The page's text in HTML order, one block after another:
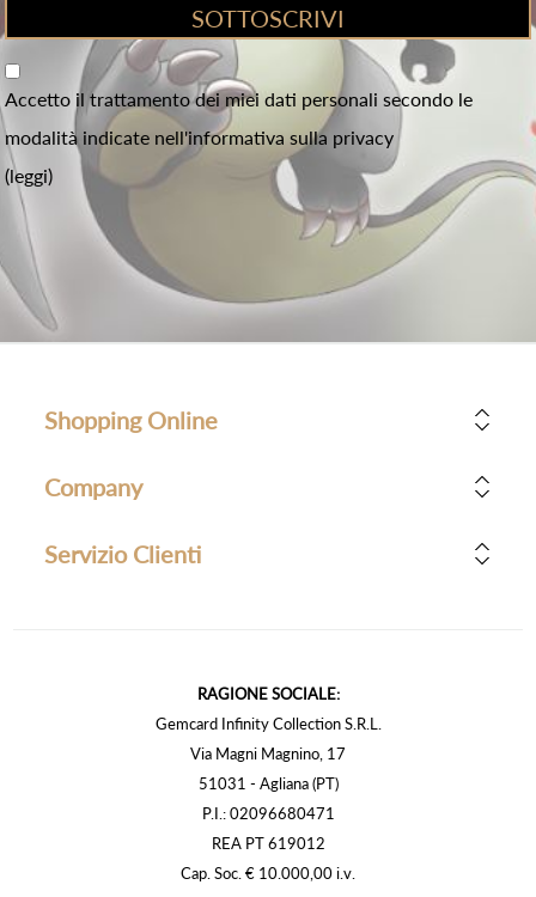
Accetto il trattamento dei miei dati personali secondo le
modalità indicate nell'informativa sulla privacy
(leggi)
Shopping Online
Company
Servizio Clienti
RAGIONE SOCIALE:
Gemcard Infinity Collection S.R.L.
Via Magni Magnino, 17
51031 - Agliana (PT)
P.I.: 02096680471
REA PT 619012
Cap. Soc. € 10.000,00 i.v.